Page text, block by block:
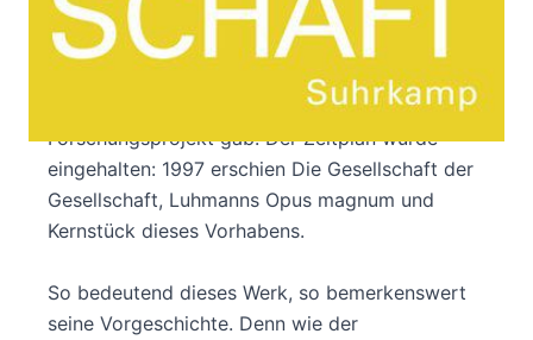
»Thema: Theorie der Gesellschaft; Laufzeit: 30
Jahre; Kosten: keine« – so lautet die berühmte
Antwort, die Niklas Luhmann Ende der 1960er
Jahre auf die Frage nach seinem
Forschungsprojekt gab. Der Zeitplan wurde
eingehalten: 1997 erschien Die Gesellschaft der
Gesellschaft, Luhmanns Opus magnum und
Kernstück dieses Vorhabens.
So bedeutend dieses Werk, so bemerkenswert
seine Vorgeschichte. Denn wie der